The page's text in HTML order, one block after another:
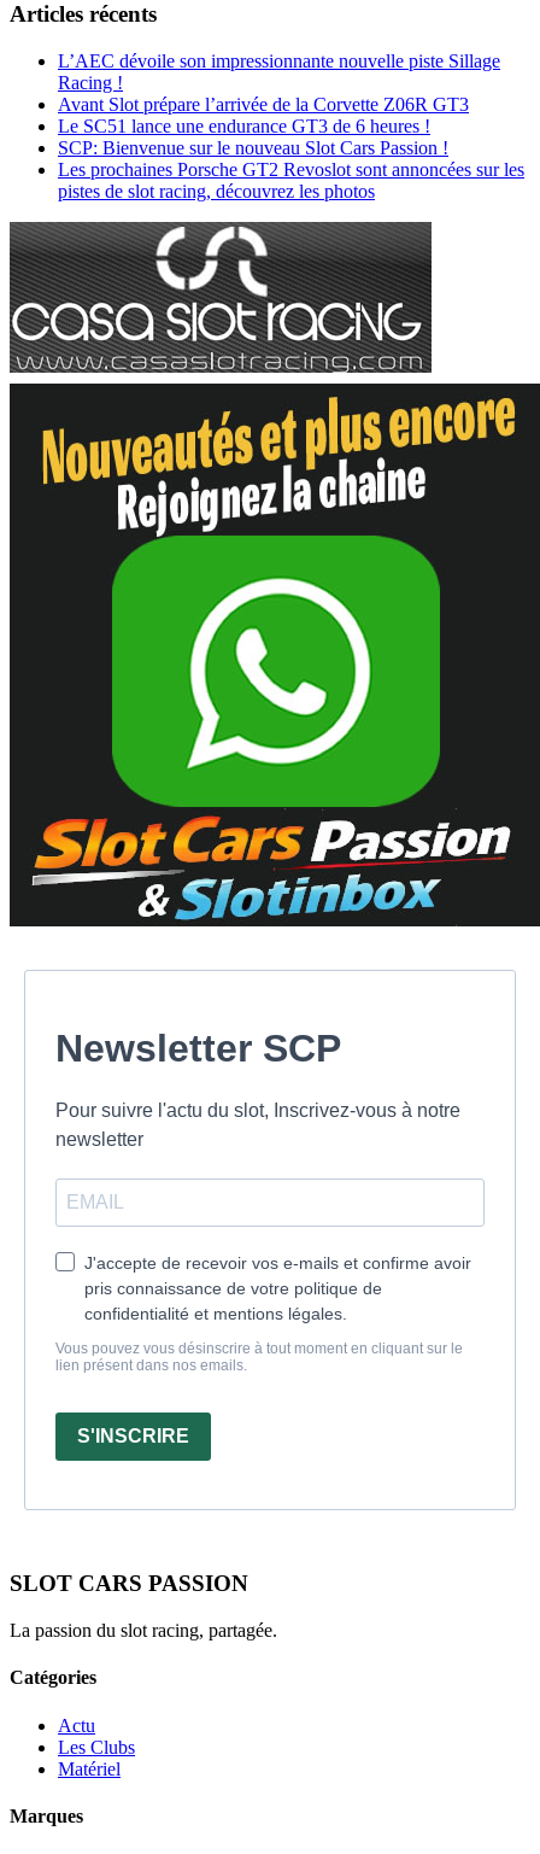
Articles récents
L’AEC dévoile son impressionnante nouvelle piste Sillage
Racing !
Avant Slot prépare l’arrivée de la Corvette Z06R GT3
Le SC51 lance une endurance GT3 de 6 heures !
SCP: Bienvenue sur le nouveau Slot Cars Passion !
Les prochaines Porsche GT2 Revoslot sont annoncées sur les
pistes de slot racing, découvrez les photos
Newsletter SCP
Pour suivre l'actu du slot, Inscrivez-vous à notre
newsletter
J'accepte de recevoir vos e-mails et confirme avoir
pris connaissance de votre politique de
confidentialité et mentions légales.
Vous pouvez vous désinscrire à tout moment en cliquant sur le
lien présent dans nos emails.
S'INSCRIRE
SLOT CARS PASSION
La passion du slot racing, partagée.
Catégories
Actu
Les Clubs
Matériel
Marques